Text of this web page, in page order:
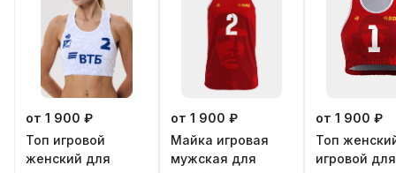
от 1 900 ₽
Топ игровой
женский для
от 1 900 ₽
Майка игровая
мужская для
от 1 900 ₽
Топ
игровой для